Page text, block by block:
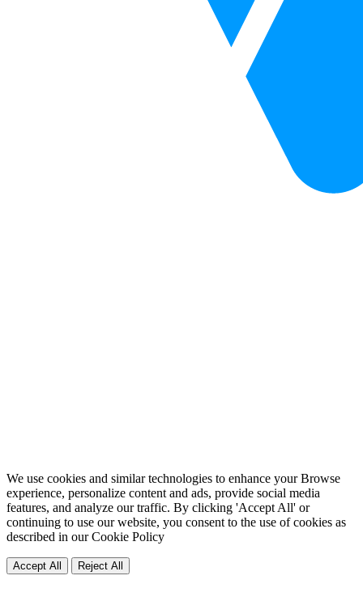
We use cookies and similar technologies to enhance your Browse
experience, personalize content and ads, provide social media
features, and analyze our traffic. By clicking 'Accept All' or
continuing to use our website, you consent to the use of cookies as
described in ourCookie Policy
Accept All Reject All